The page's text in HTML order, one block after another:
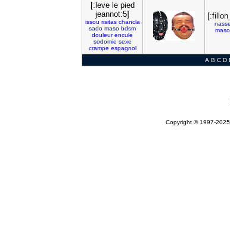
[:leve le pied
jeannot:5]
issou risitas chancla
sado maso bdsm
douleur encule
sodomie sexe
crampe espagnol
maso
A B C D
Copyright © 1997-